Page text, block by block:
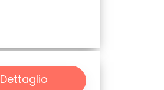
Dettaglio